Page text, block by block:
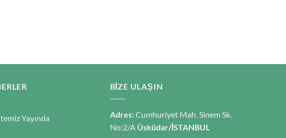
Yayında
BIZE ULAŞIN
Adres:Cumhuriyet Mah. Sinem Sk.
No:2/A Üsküdar/İSTANBUL